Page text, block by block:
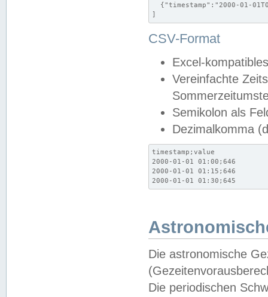
{"timestamp":"2000-01-
]
CSV-Format
Excel-
Vereinfachte
Semikolon als
Dezimalkomma
timestamp;value
2000-01-01 01:00;646
2000-01-01 01:15;646
2000-01-01 01:30;645
Die astronomische
Die periodischen